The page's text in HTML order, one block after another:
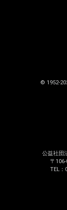
© 1952-
公益社団
〒
TEL